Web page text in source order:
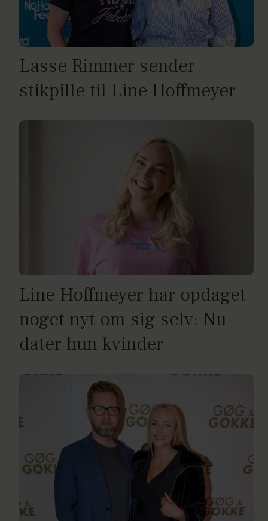
Lasse Rimmer sender
stikpille til Line Hoffmeyer
Line Hoffmeyer har opdaget
noget nyt om sig selv: Nu
dater hun kvinder